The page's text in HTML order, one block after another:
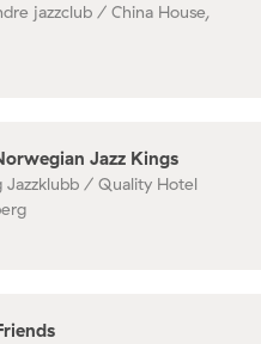
jazzclub / China House,
Jazz Kings
Jazzklubb / Quality Hotel